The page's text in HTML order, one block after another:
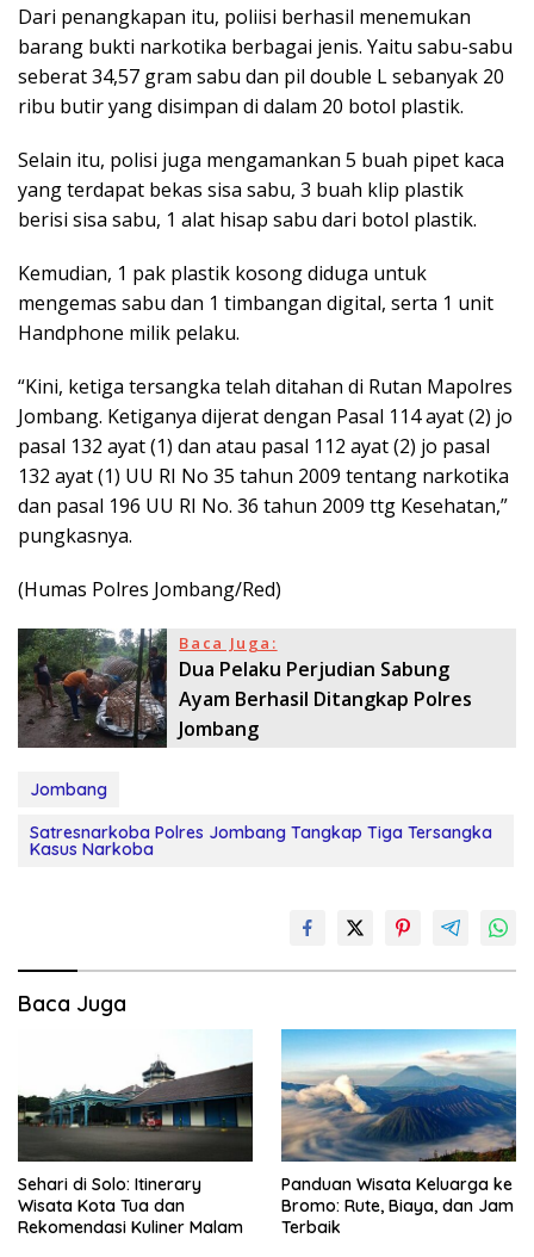
Dari penangkapan itu, poliisi berhasil menemukan
barang bukti narkotika berbagai jenis. Yaitu sabu-sabu
seberat 34,57 gram sabu dan pil double L sebanyak 20
ribu butir yang disimpan di dalam 20 botol plastik.
Selain itu, polisi juga mengamankan 5 buah pipet kaca
yang terdapat bekas sisa sabu, 3 buah klip plastik
berisi sisa sabu, 1 alat hisap sabu dari botol plastik.
Kemudian, 1 pak plastik kosong diduga untuk
mengemas sabu dan 1 timbangan digital, serta 1 unit
Handphone milik pelaku.
“Kini, ketiga tersangka telah ditahan di Rutan Mapolres
Jombang. Ketiganya dijerat dengan Pasal 114 ayat (2) jo
pasal 132 ayat (1) dan atau pasal 112 ayat (2) jo pasal
132 ayat (1) UU RI No 35 tahun 2009 tentang narkotika
dan pasal 196 UU RI No. 36 tahun 2009 ttg Kesehatan,”
pungkasnya.
(Humas Polres Jombang/Red)
Baca Juga:
Dua Pelaku Perjudian Sabung
Ayam Berhasil Ditangkap Polres
Jombang
Jombang
Satresnarkoba Polres Jombang Tangkap Tiga Tersangka
Kasus Narkoba
Baca Juga
Sehari di Solo: Itinerary
Wisata Kota Tua dan
Rekomendasi Kuliner Malam
Panduan Wisata Keluarga ke
Bromo: Rute, Biaya, dan Jam
Terbaik